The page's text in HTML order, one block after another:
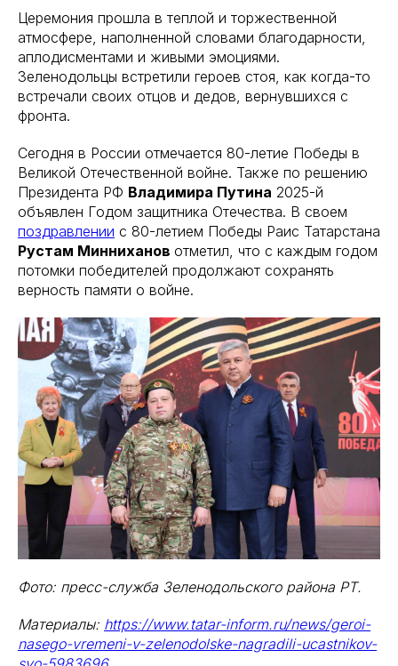
Церемония прошла в теплой и торжественной
атмосфере, наполненной словами благодарности,
аплодисментами и живыми эмоциями.
Зеленодольцы встретили героев стоя, как когда-то
встречали своих отцов и дедов, вернувшихся с
фронта.
Сегодня в России отмечается 80-летие Победы в
Великой Отечественной войне. Также по решению
Президента РФ Владимира Путина 2025-й
объявлен Годом защитника Отечества. В своем
поздравлении с 80-летием Победы Раис Татарстана
Рустам Минниханов отметил, что с каждым годом
потомки победителей продолжают сохранять
верность памяти о войне.
Фото: пресс-служба Зеленодольского района РТ.
Материалы: https://www.tatar-inform.ru/news/geroi-
nasego-vremeni-v-zelenodolske-nagradili-ucastnikov-